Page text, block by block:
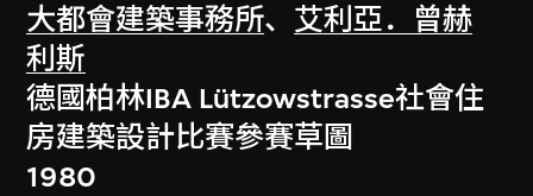
大都會建築事務所、 艾利亞．曾赫
利斯
德國柏林IBA Lützowstrasse社會住
房建築設計比賽參賽草圖
1980